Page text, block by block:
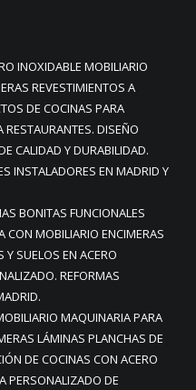
INOXIDABLE MOBILIARIO
REVESTIMIENTOS A
DE COCINAS PARA
RESTAURANTES. DISEÑO
CALIDAD Y DURABILIDAD.
INSTALADORES EN MADRID Y
BONITAS FUNCIONALES
CON MOBILIARIO ENCIMERAS
Y SUELOS EN ACERO
REFORMAS
MAQUINARIA PARA
LÁMINAS PLANCHAS DE
DE COCINAS CON ACERO
PERSONALIZADO DE